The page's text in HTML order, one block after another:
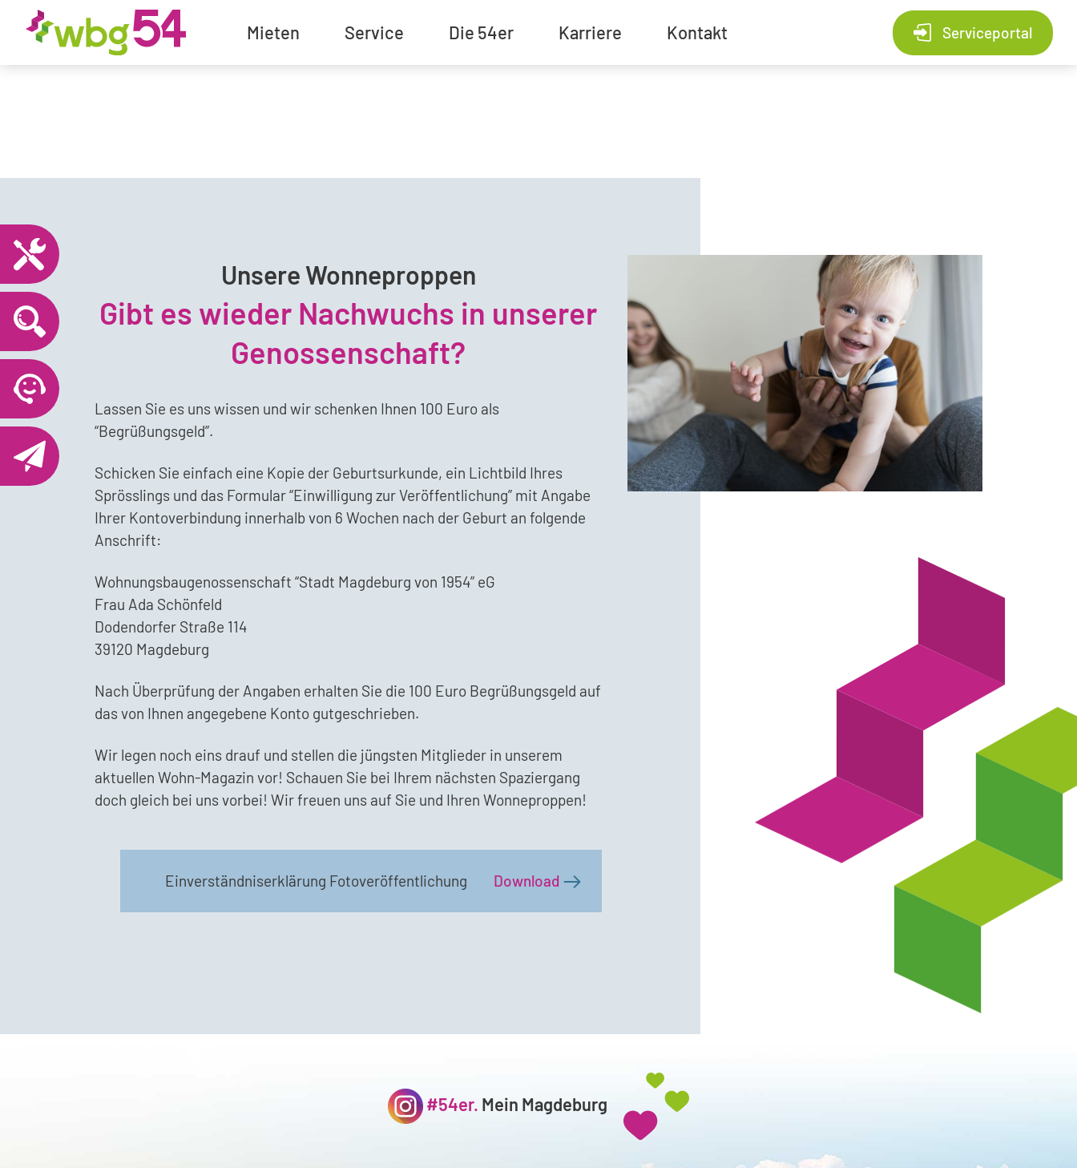
Mieten Service Die 54er Karriere Kontakt Serviceportal
Unsere Wonneproppen
Gibt es wieder Nachwuchs in unserer
Genossenschaft?
Lassen Sie es uns wissen und wir schenken Ihnen 100 Euro als
“Begrüßungsgeld”.
Schicken Sie einfach eine Kopie der Geburtsurkunde, ein Lichtbild Ihres
Sprösslings und das Formular “Einwilligung zur Veröffentlichung” mit Angabe
Ihrer Kontoverbindung innerhalb von 6 Wochen nach der Geburt an folgende
Anschrift:
Wohnungsbaugenossenschaft “Stadt Magdeburg von 1954” eG
Frau Ada Schönfeld
Dodendorfer Straße 114
39120 Magdeburg
Nach Überprüfung der Angaben erhalten Sie die 100 Euro Begrüßungsgeld auf
das von Ihnen angegebene Konto gutgeschrieben.
Wir legen noch eins drauf und stellen die jüngsten Mitglieder in unserem
aktuellen Wohn-Magazin vor! Schauen Sie bei Ihrem nächsten Spaziergang
doch gleich bei uns vorbei! Wir freuen uns auf Sie und Ihren Wonneproppen!
Einverständniserklärung Fotoveröffentlichung Download
#54er. Mein Magdeburg